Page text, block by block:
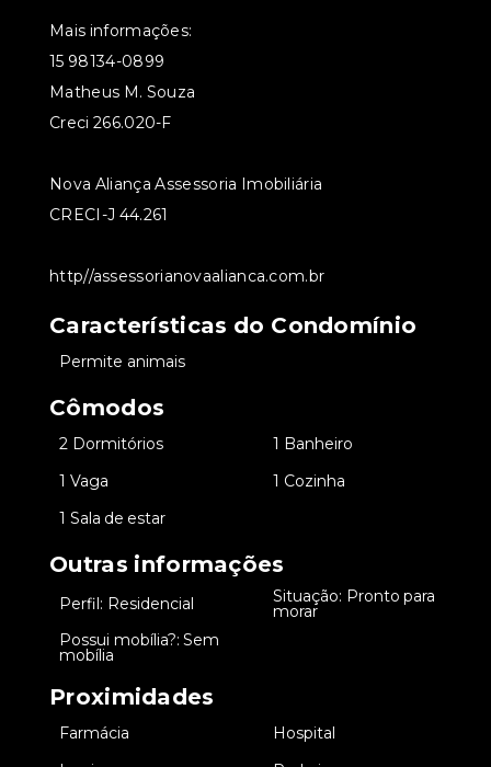
Mais informações:
15 98134-0899
Matheus M. Souza
Creci 266.020-F
Nova Aliança Assessoria Imobiliária
CRECI-J 44.261
http//assessorianovaalianca.com.br
Características do Condomínio
Permite animais
Cômodos
2 Dormitórios
1 Banheiro
1 Vaga
1 Cozinha
1 Sala de estar
Outras informações
Perfil: Residencial Situação: Pronto para
morar
Possui mobília?: Sem
mobília
Proximidades
Farmácia
Hospital